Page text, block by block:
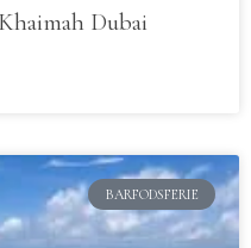
Dubai
BARFODSFERIE